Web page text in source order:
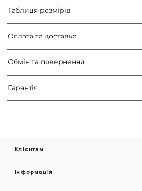
Таблиця розмірів
Оплата та доставка
Обмін та повернення
Гарантія
Клієнтам
Інформація